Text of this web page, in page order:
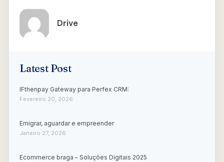
Drive
Latest Post
IFthenpay Gateway para Perfex CRM:
Fevereiro 20, 2026
Emigrar, aguardar e empreender
Janeiro 27, 2026
Ecommerce braga – Soluções Digitais 2025